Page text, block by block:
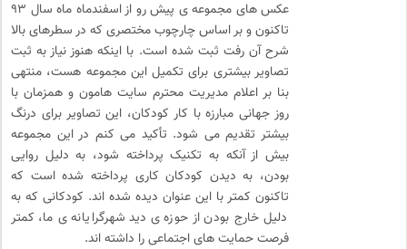
عکس های مجموعه ی پیش رو از اسفندماه ماه سال ۹۳
تاکنون و بر اساس چارچوب مختصری که در سطرهای بالا
شرح آن رفت ثبت شده است. با اینکه هنوز نیاز به ثبت
تصاویر بیشتری برای تکمیل این مجموعه هست، منتهی
بنا بر اعلام مدیریت محترم سایت هامون و همزمان با
روز جهانی مبارزه با کار کودکان، این تصاویر برای درنگ
بیشتر تقدیم می شود. تأکید می کنم در این مجموعه
بیش از آنکه به تکنیک پرداخته شود، به دلیل روایی
بودن، به دیدن کودکان کاری پرداخته شده است که
تاکنون کمتر با این عنوان دیده شده اند. کودکانی که به
دلیل خارج بودن از حوزه ی دید شهرگرایانه ی ما، کمتر
فرصت حمایت های اجتماعی را داشته اند.